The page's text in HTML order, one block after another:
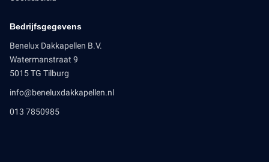
Bedrijfsgegevens
Benelux Dakkapellen B.V.
Watermanstraat 9
5015 TG Tilburg
info@beneluxdakkapellen.nl
013 7850985